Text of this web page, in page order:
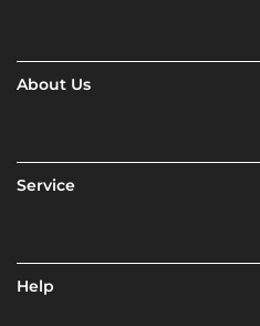
About Us
Service
Help